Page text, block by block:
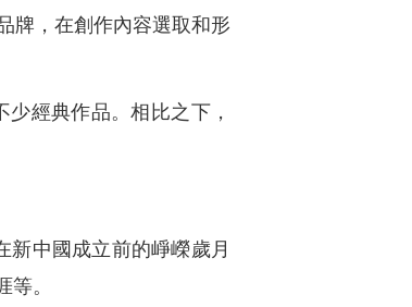
牌，在創作內容選取和形
經典作品。相比之下，
新中國成立前的崢嶸歲月
。